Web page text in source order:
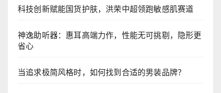
科技创新赋能国货护肤，洪荣中超领跑敏感肌赛道
神逸助听器：惠耳高端力作，性能无可挑剔，隐形更
省心
当追求极简风格时，如何找到合适的男装品牌？